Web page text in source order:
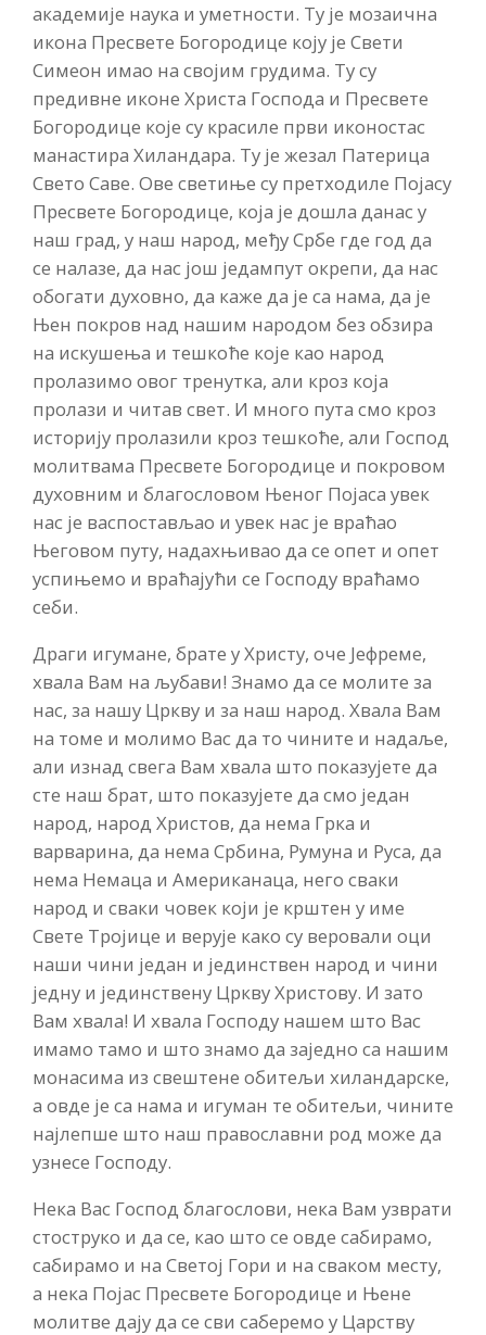
академије наука и уметности. Ту је мозаична
икона Пресвете Богородице коју је Свети
Симеон имао на својим грудима. Ту су
предивне иконе Христа Господа и Пресвете
Богородице које су красиле први иконостас
манастира Хиландара. Ту је жезал Патерица
Свето Саве. Ове светиње су претходиле Појасу
Пресвете Богородице, која је дошла данас у
наш град, у наш народ, међу Србе где год да
се налазе, да нас још једампут окрепи, да нас
обогати духовно, да каже да је са нама, да је
Њен покров над нашим народом без обзира
на искушења и тешкоће које као народ
пролазимо овог тренутка, али кроз која
пролази и читав свет. И много пута смо кроз
историју пролазили кроз тешкоће, али Господ
молитвама Пресвете Богородице и покровом
духовним и благословом Њеног Појаса увек
нас је васпостављао и увек нас је враћао
Његовом путу, надахњивао да се опет и опет
успињемо и враћајући се Господу враћамо
себи.
Драги игумане, брате у Христу, оче Јефреме,
хвала Вам на љубави! Знамо да се молите за
нас, за нашу Цркву и за наш народ. Хвала Вам
на томе и молимо Вас да то чините и надаље,
али изнад свега Вам хвала што показујете да
сте наш брат, што показујете да смо један
народ, народ Христов, да нема Грка и
варварина, да нема Србина, Румуна и Руса, да
нема Немаца и Американаца, него сваки
народ и сваки човек који је крштен у име
Свете Тројице и верује како су веровали оци
наши чини један и јединствен народ и чини
једну и јединствену Цркву Христову. И зато
Вам хвала! И хвала Господу нашем што Вас
имамо тамо и што знамо да заједно са нашим
монасима из свештене обитељи хиландарске,
а овде је са нама и игуман те обитељи, чините
најлепше што наш православни род може да
узнесе Господу.
Нека Вас Господ благослови, нека Вам узврати
стоструко и да се, као што се овде сабирамо,
сабирамо и на Светој Гори и на сваком месту,
а нека Појас Пресвете Богородице и Њене
молитве дају да се сви саберемо у Царству